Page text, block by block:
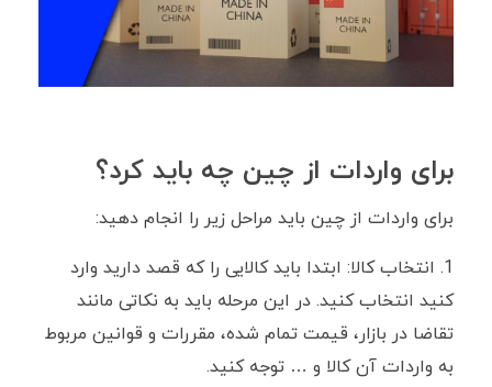
برای واردات از چین چه باید کرد؟
برای واردات از چین باید مراحل زیر را انجام دهید:
انتخاب کالا: ابتدا باید کالایی را که قصد دارید وارد
کنید انتخاب کنید. در این مرحله باید به نکاتی مانند
تقاضا در بازار، قیمت تمام شده، مقررات و قوانین مربوط
به واردات آن کالا و … توجه کنید.